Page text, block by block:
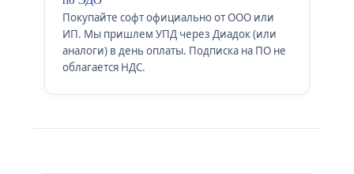
Покупайте софт официально от ООО или
ИП. Мы пришлем УПД через Диадок (или
аналоги) в день оплаты. Подписка на ПО не
облагается НДС.